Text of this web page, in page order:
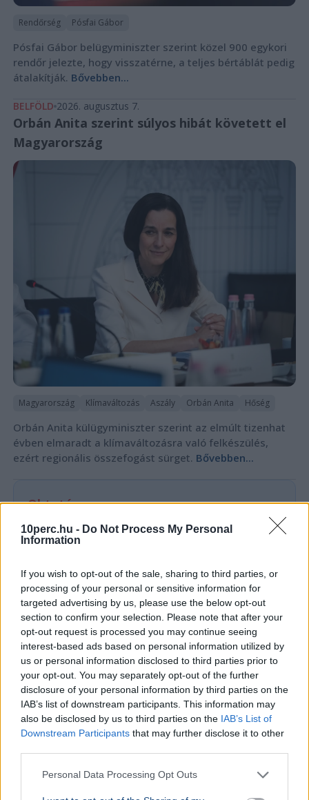
10perc.hu - Do Not Process My Personal
Information
If you wish to opt-out of the sale, sharing to third parties, or
processing of your personal or sensitive information for
targeted advertising by us, please use the below opt-out
section to confirm your selection. Please note that after your
opt-out request is processed you may continue seeing
interest-based ads based on personal information utilized by
us or personal information disclosed to third parties prior to
your opt-out. You may separately opt-out of the further
disclosure of your personal information by third parties on the
IAB’s list of downstream participants. This information may
also be disclosed by us to third parties on the IAB’s List of
Downstream Participants that may further disclose it to other
Personal Data Processing Opt Outs
Rendőrség Pósfai Gábor
Pósfai Gábor belügyminiszter szerint közel 900 egykori
rendőr jelezte, hogy visszatérne, a teljes bértáblát pedig
átalakítják. Bővebben...
BELFÖLD 2026. augusztus 7.
Orbán Anita szerint súlyos hibát követett el
Magyarország
Magyarország Klímaváltozás Aszály Orbán Anita Hőség
Orbán Anita külügyminiszter szerint az elmúlt tizenhat
évben elmaradt a klímaváltozásra való felkészülés,
ezért regionális összefogást sürget. Bővebben...
Oktatás
Évek kritikái után most tényleg átalakul
a magyar érettségi
szabályozás ősszel kerülhet nyilvánosságra.
Lannert
ki, ennek